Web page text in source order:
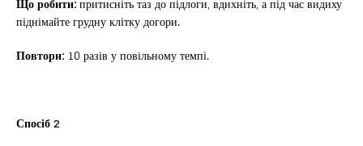
піднімайте грудну клітку догори.
Повтори: 10 разів у повільному темпі.
Спосіб 2